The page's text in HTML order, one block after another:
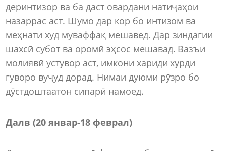
деринтизор ва ба даст овардани натиҷаҳои
назаррас аст. Шумо дар кор бо интизом ва
меҳнати худ муваффақ мешавед. Дар зиндагии
шахсӣ субот ва оромӣ эҳсос мешавад. Вазъи
молиявӣ устувор аст, имкони хариди хурди
гуворо вуҷуд дорад. Нимаи дуюми рӯзро бо
дӯстдоштаатон сипарӣ намоед.
Далв (20 январ-18 феврал)